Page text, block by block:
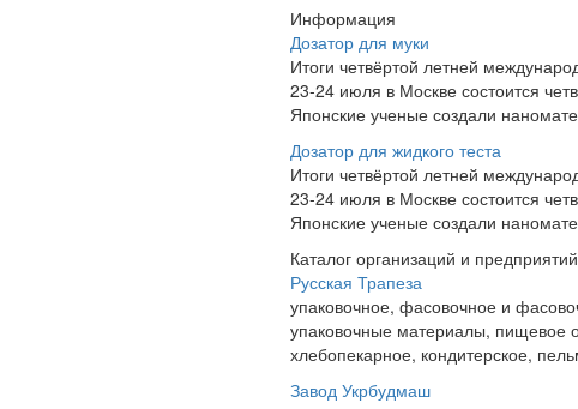
Информация
Дозатор для муки
Итоги четвёртой летней
23-24 июля в Москве состоится
Японские ученые создали
Дозатор для жидкого теста
Итоги четвёртой летней
23-24 июля в Москве состоится
Японские ученые создали
Каталог организаций и предприятий
Русская Трапеза
упаковочное, фасовочное и
упаковочные материалы, пищевое
хлебопекарное, кондитерское,
Завод Укрбудмаш